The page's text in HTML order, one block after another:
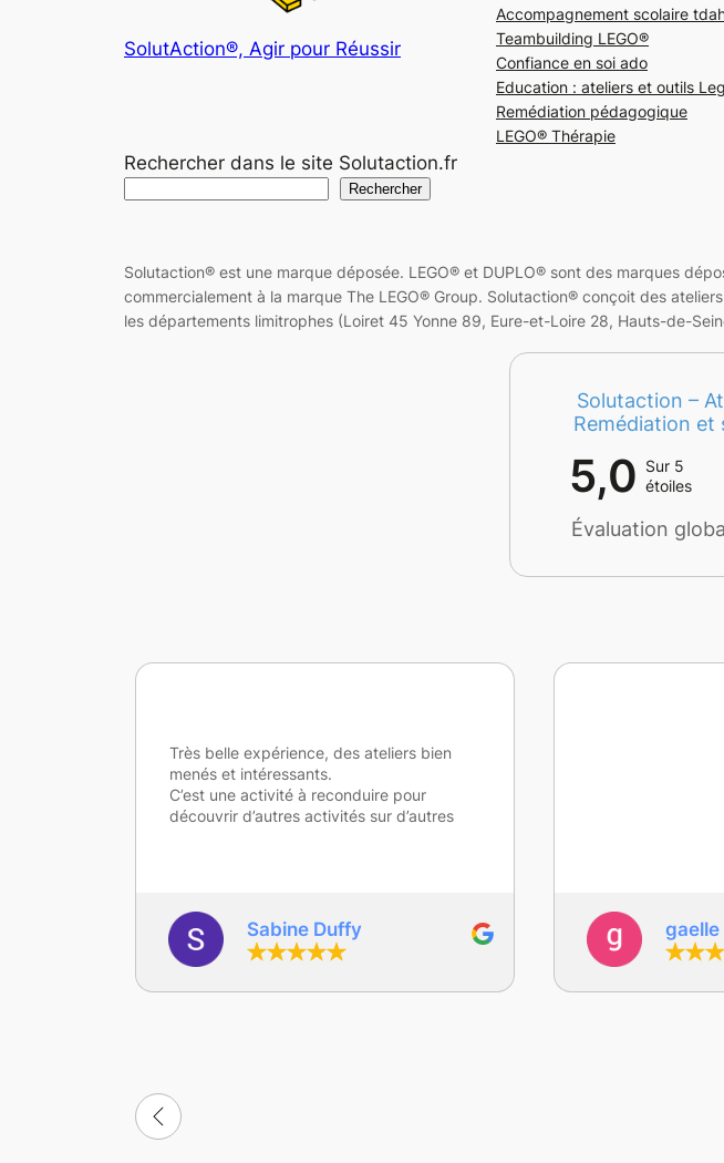
SolutAction®, Agir pour Réussir
Accompagnement scolaire
Teambuilding LEGO®
Confiance en soi ado
Education : ateliers et outils
Remédiation pédagogique
LEGO® Thérapie
Rechercher dans le site Solutaction.fr
Rechercher
Solutaction® est une marque déposée. LEGO® et DUPLO® sont des marques
commercialement à la marque The LEGO® Group. Solutaction® conçoit des
les départements limitrophes (Loiret 45 Yonne 89, Eure-et-Loire 28, Hauts-de-
Solutaction –
Remédiation
5,0 Sur 5
étoiles
Évaluation
gaelle Depoers
pensées de
s’adaptent à tous
vraie prise en